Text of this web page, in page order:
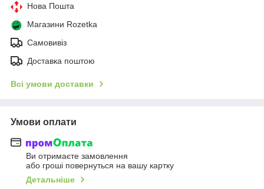
Нова Пошта
Магазини Rozetka
Самовивіз
Доставка поштою
Всі умови доставки
Умови оплати
Ви отримаєте замовлення
або гроші повернуться на вашу картку
Детальніше